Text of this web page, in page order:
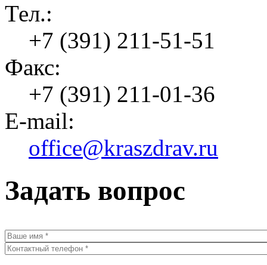
Тел.:
+7 (391) 211-51-51
Факс:
+7 (391) 211-01-36
E-mail:
office@kraszdrav.ru
Задать вопрос